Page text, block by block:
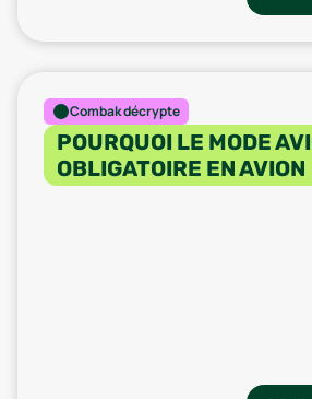
Combak décrypte
POURQUOI LE MODE
OBLIGATOIRE EN AVION